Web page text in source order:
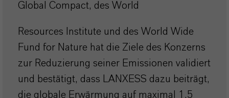
Global Compact, des World
Resources Institute und des World Wide
Fund for Nature hat die Ziele des Konzerns
zur Reduzierung seiner Emissionen validiert
und bestätigt, dass LANXESS dazu beiträgt,
die globale Erwärmung auf maximal 1,5